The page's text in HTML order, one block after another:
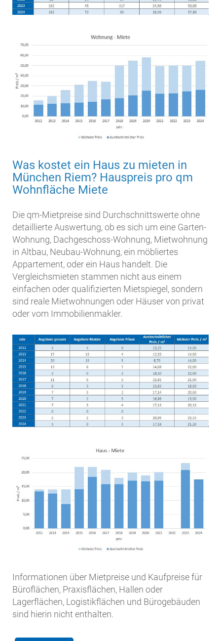
Was kostet ein Haus zu mieten in
München Riem? Hauspreis pro qm
Wohnfläche Miete
Die qm-Mietpreise sind Durchschnittswerte ohne
detaillierte Auswertung, ob es sich um eine Garten-
Wohnung, Dachgeschoss-Wohnung, Mietwohnung
in Altbau, Neubau-Wohnung, ein möbliertes
Appartement, oder ein Haus handelt. Die
Vergleichsmieten stammen nicht aus einem
einfachen oder qualifizierten Mietspiegel, sondern
sind reale Mietwohnungen oder Häuser von privat
oder vom Immobilienmakler.
Informationen über Mietpreise und Kaufpreise für
Büroflächen, Praxisflächen, Hallen oder
Lagerflächen, Logistikflächen und Bürogebäuden
sind hierin nicht enthalten.